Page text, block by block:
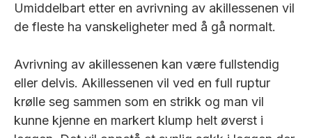
Umiddelbart etter en avrivning av akillessenen vil
de fleste ha vanskeligheter med å gå normalt.
Avrivning av akillessenen kan være fullstendig
eller delvis. Akillessenen vil ved en full ruptur
krølle seg sammen som en strikk og man vil
kunne kjenne en markert klump helt øverst i